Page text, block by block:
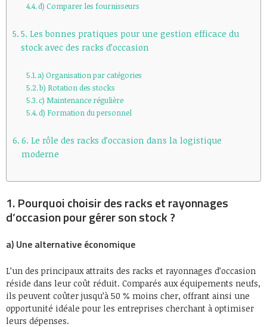
d) Comparer les fournisseurs
5. Les bonnes pratiques pour une gestion efficace du
stock avec des racks d’occasion
a) Organisation par catégories
b) Rotation des stocks
c) Maintenance régulière
d) Formation du personnel
6. Le rôle des racks d’occasion dans la logistique
moderne
1. Pourquoi choisir des racks et rayonnages
d’occasion pour gérer son stock ?
a) Une alternative économique
L’un des principaux attraits des racks et rayonnages d’occasion
réside dans leur coût réduit. Comparés aux équipements neufs,
ils peuvent coûter jusqu’à 50 % moins cher, offrant ainsi une
opportunité idéale pour les entreprises cherchant à optimiser
leurs dépenses.